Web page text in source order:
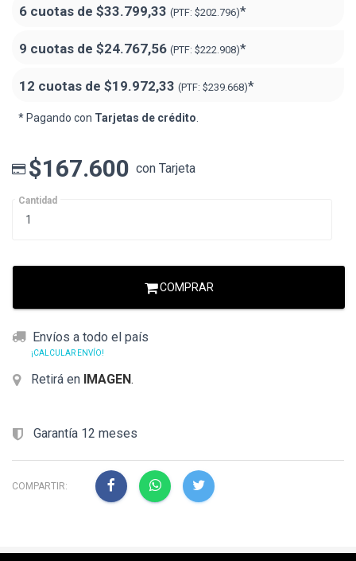
6 cuotas de $33.799,33 (PTF: $202.796)*
9 cuotas de $24.767,56 (PTF: $222.908)*
12 cuotas de $19.972,33 (PTF: $239.668)*
* Pagando con Tarjetas de crédito
$167.600 con Tarjeta
Cantidad
COMPRAR
Envíos a todo el país
¡CALCULAR ENVÍO!
Retirá en IMAGEN.
Garantía 12 meses
COMPARTIR: